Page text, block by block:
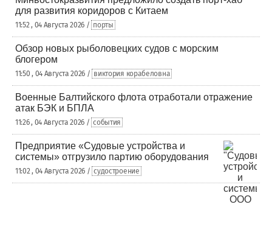
для развития коридоров с Китаем
11:52 , 04 Августа 2026 / порты
Обзор новых рыболовецких судов с морским
блогером
11:50 , 04 Августа 2026 / виктория корабеловна
Военные Балтийского флота отработали отражение
атак БЭК и БПЛА
11:26 , 04 Августа 2026 / события
Предприятие «Судовые устройства и
системы» отгрузило партию оборудования
11:02 , 04 Августа 2026 / судостроение